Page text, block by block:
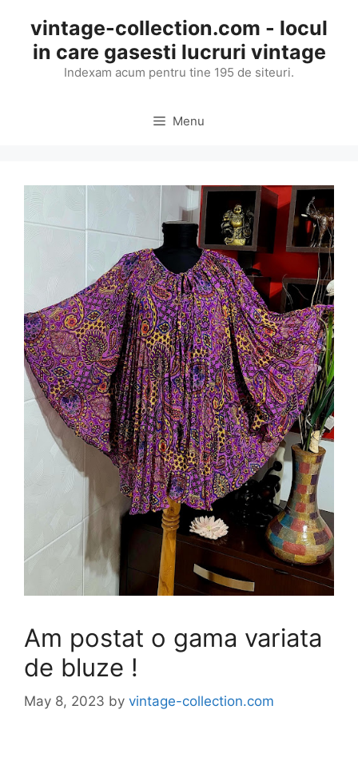
content
vintage-collection.com - locul
in care gasesti lucruri vintage
Indexam acum pentru tine 195 de siteuri.
Menu
Am postat o gama variata
de bluze !
May 8, 2023 by vintage-collection.com